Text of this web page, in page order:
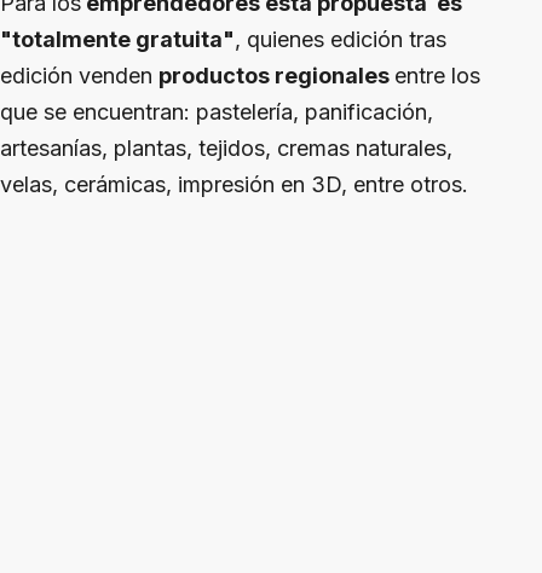
"totalmente gratuita", quienes edición tras
edición venden productos regionales entre los
que se encuentran: pastelería, panificación,
artesanías, plantas, tejidos, cremas naturales,
velas, cerámicas, impresión en 3D, entre otros.